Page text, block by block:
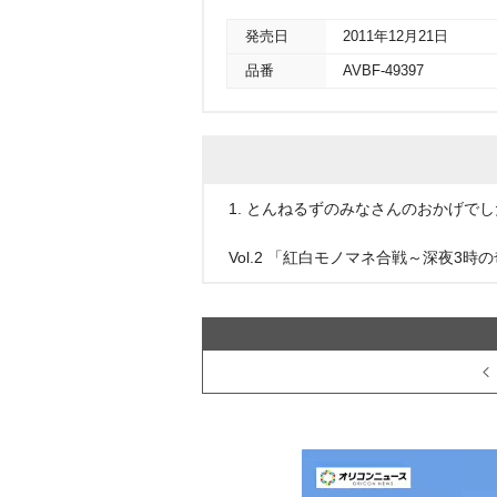
発売日 2011年12月21日
品番 AVBF-49397
1. とんねるずのみなさんのおかげで
Vol.2 「紅白モノマネ合戦～深夜3時